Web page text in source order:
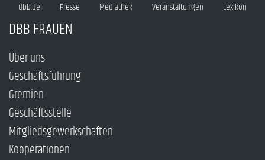
dbb.de Presse Mediathek Veranstaltungen Lexikon
DBB FRAUEN
Über uns
Geschäftsführung
Gremien
Geschäftsstelle
Mitgliedsgewerkschaften
Kooperationen